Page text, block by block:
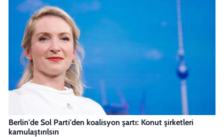
Berlin'de Sol Parti'den koalisyon şartı: Konut şirketleri
kamulaştırılsın